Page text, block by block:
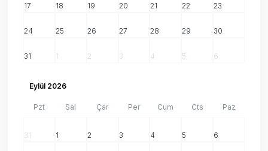
17 18 19 20 21 22 23
24 25 26 27 28 29 30
31 1 2 3 4 5 6
Eylül 2026
Pzt Sal Çar Per Cum Cts Paz
31 1 2 3 4 5 6